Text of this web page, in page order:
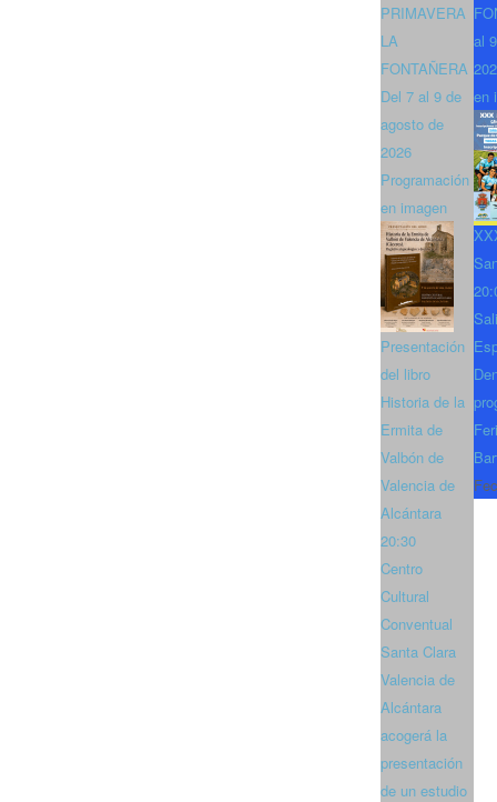
PRIMAVERA
LA
FONTAÑERA
Del 7 al 9 de
agosto de
2026
Programación
en imagen
Presentación
del libro
Historia de la
Ermita de
Valbón de
Valencia de
Alcántara
20:30
Centro
Cultural
Conventual
Santa Clara
Valencia de
Alcántara
acogerá la
presentación
de un estudio
al
en